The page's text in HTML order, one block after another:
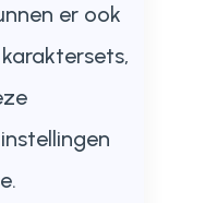
er ook